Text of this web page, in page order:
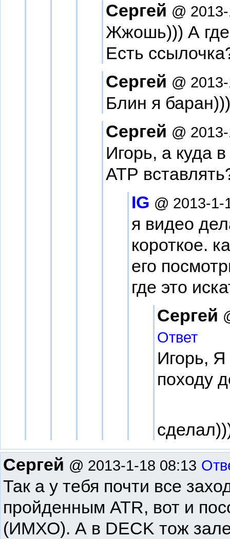
Сергей @
Жжошь))) А
Есть
Сергей @
Блин я
Сергей @
Игорь, а куда
АТР
IG @ 2013-1-
я видео
короткое.
его
где это
Сергей
Ответ
Игорь,
походу
Сергей @ 2013-1-18 08:13
Так а у тебя почти все
пройденным ATR, вот и
(ИМХО). А в DECK тож